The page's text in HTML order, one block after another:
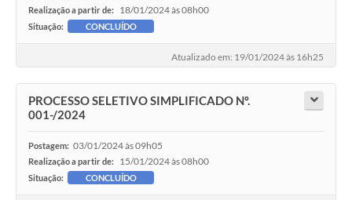
Realização a partir de: 18/01/2024 às 08h00
Situação: CONCLUÍDO
Atualizado em: 19/01/2024 às 16h25
PROCESSO SELETIVO SIMPLIFICADO Nº.
001-/2024
Postagem: 03/01/2024 às 09h05
Realização a partir de: 15/01/2024 às 08h00
Situação: CONCLUÍDO